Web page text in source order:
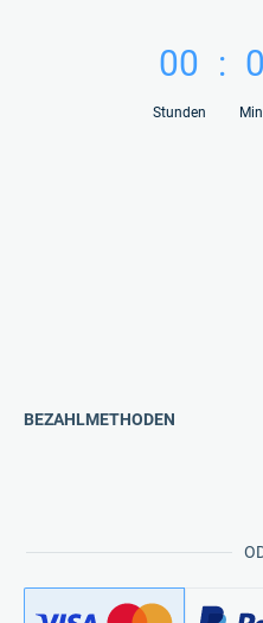
00 :
Stunden
BEZAHLMETHODEN